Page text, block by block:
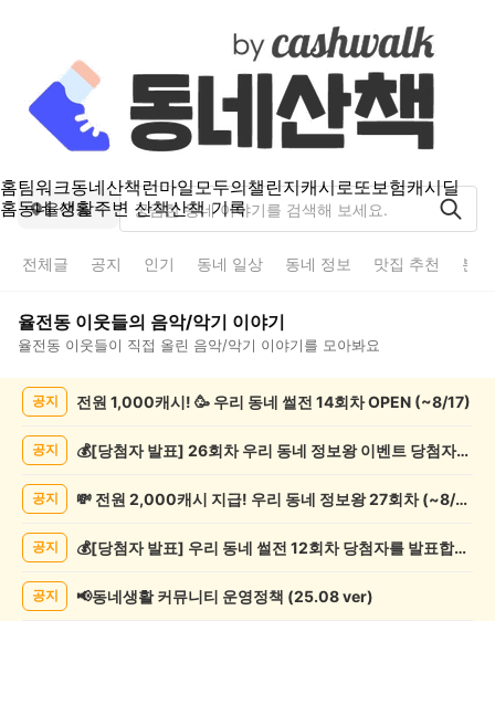
홈팀워크동네산책런마일모두의챌린지캐시로또보험캐시딜
홈동네 생활주변 산책산책 기록
율전동
전체글 공지 인기 동네 일상 동네 정보 맛집 추천 분
율전동 이웃들의 음악/악기 이야기
율전동 이웃들이 직접 올린 음악/악기 이야기를 모아봐요
록
공지 전원 1,000캐시! 🥳 우리 동네 썰전 14회차 OPEN (~8/17)
공지 💰[당첨자 발표] 26회차 우리 동네 정보왕 이벤트 당첨자를 발표합니다!
공지 💸 전원 2,000캐시 지급! 우리 동네 정보왕 27회차 (~8/10)
공지 💰[당첨자 발표] 우리 동네 썰전 12회차 당첨자를 발표합니다!
공지 📢동네생활 커뮤니티 운영정책 (25.08 ver)